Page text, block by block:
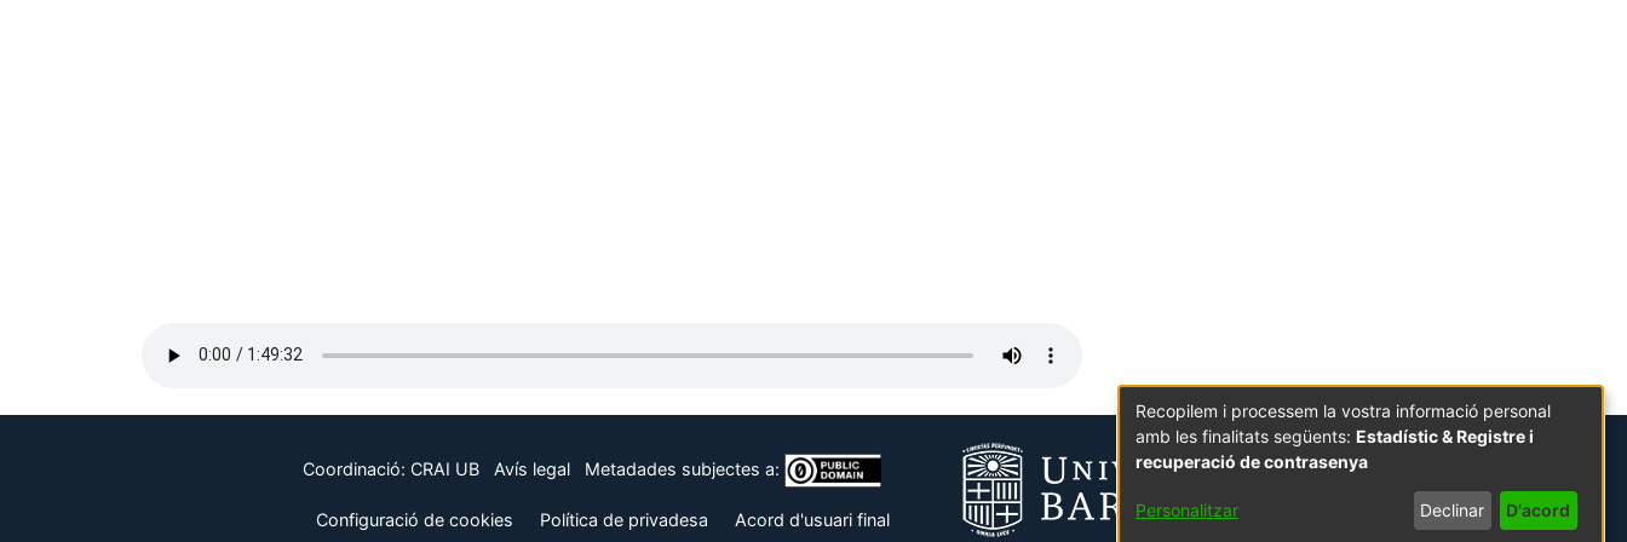
Coordinació: CRAI UB Avís legal Metadades subjectes a:
Configuració de cookies Política de privadesa Acord d'usuari final
Recopilem i processem la vostra informació personal
amb les finalitats següents: Estadístic & Registre i
recuperació de contrasenya
Personalitzar Declinar D'acord